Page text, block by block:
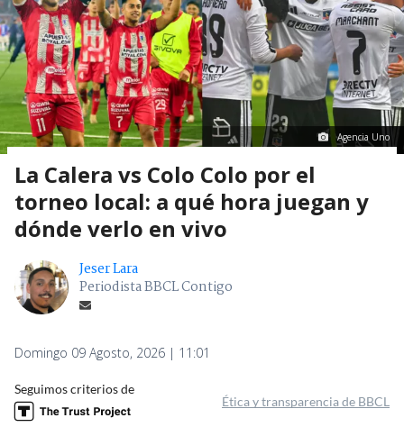
Agencia Uno
La Calera vs Colo Colo por el
torneo local: a qué hora juegan y
dónde verlo en vivo
Jeser Lara
Periodista BBCL Contigo
Domingo 09 Agosto, 2026 | 11:01
Seguimos criterios de
Ética y transparencia de BBCL